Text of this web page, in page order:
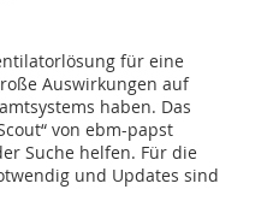
für eine
Auswirkungen auf
haben. Das
von ebm-papst
Suche helfen. Für die
und Updates sind